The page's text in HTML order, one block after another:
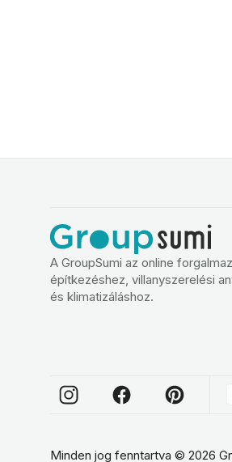
A GroupSumi az online
építkezéshez, villanyszerelési
és klimatizáláshoz.
Minden jog fenntartva © 2026